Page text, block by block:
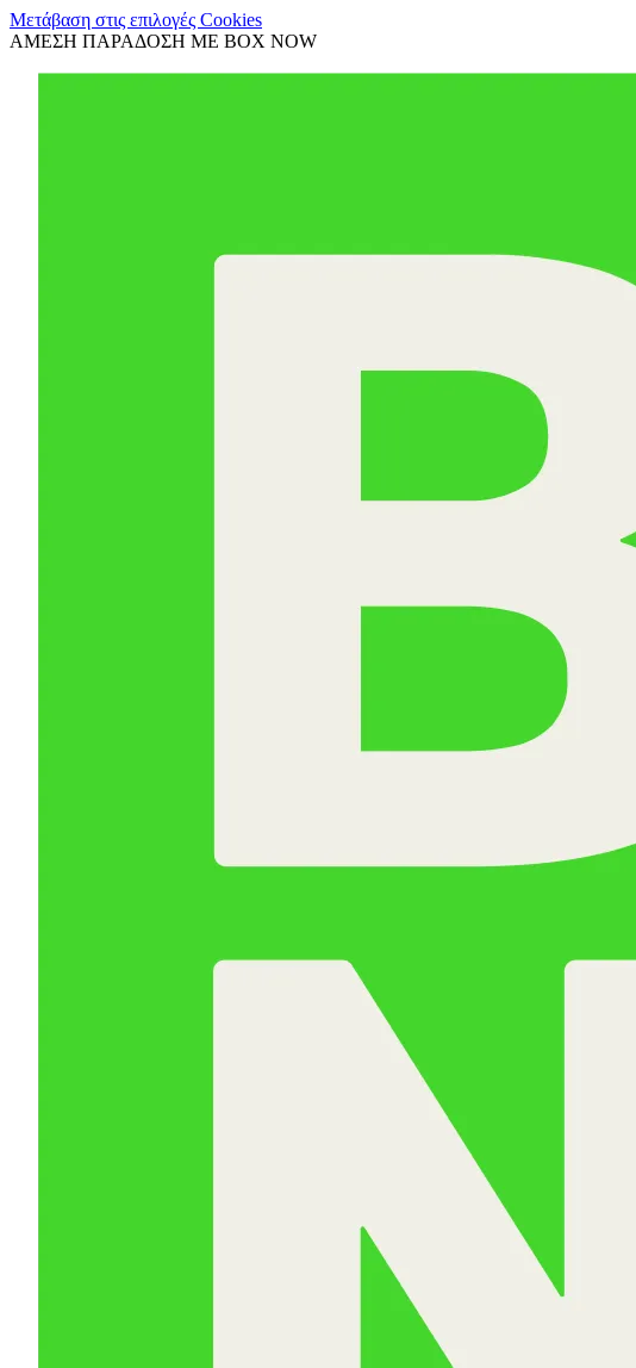
Μετάβαση στις επιλογές Cookies
ΑΜΕΣΗ ΠΑΡΑΔΟΣΗ ΜΕ BOX NOW